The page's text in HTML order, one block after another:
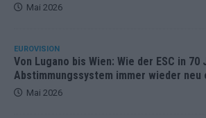
Mai 2026
EUROVISION
Von Lugano bis Wien: Wie der ESC in 70
Abstimmungssystem immer wieder neu
Mai 2026